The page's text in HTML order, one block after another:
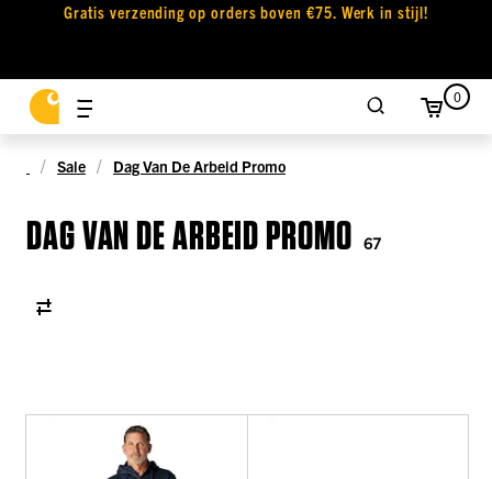
Gratis verzending op orders boven €75. Werk in stijl!
0
Sale Dag Van De Arbeid Promo
DAG VAN DE ARBEID PROMO 67